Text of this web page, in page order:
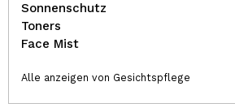
Sonnenschutz
Toners
Face Mist
Alle anzeigen von Gesichtspflege